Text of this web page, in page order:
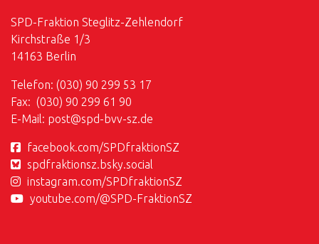
SPD-Fraktion Steglitz-Zehlendorf
Kirchstraße 1/3
14163 Berlin
Telefon: (030) 90 299 53 17
Fax: (030) 90 299 61 90
E-Mail: post@spd-bvv-sz.de
facebook.com/SPDfraktionSZ
spdfraktionsz.bsky.social
instagram.com/SPDfraktionSZ
youtube.com/@SPD-FraktionSZ